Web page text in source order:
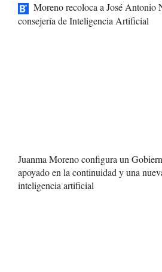
Moreno recoloca a José Antonio
consejería de Inteligencia Artificial
Juanma Moreno configura un
apoyado en la continuidad y una
inteligencia artificial